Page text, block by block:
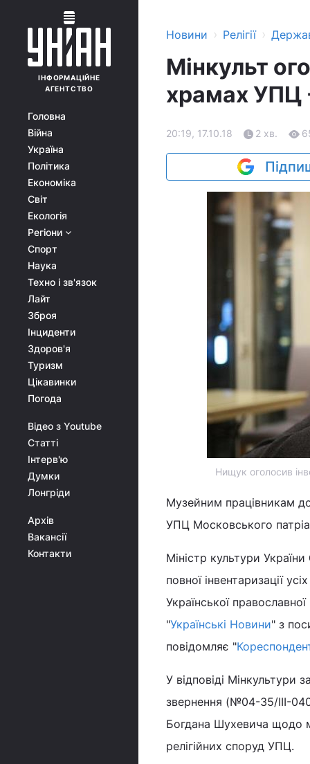
ІНФОРМАЦІЙНЕ
АГЕНТСТВО
Головна
Війна
Україна
Політика
Економіка
Світ
Екологія
Регіони
Спорт
Наука
Техно і зв'язок
Лайт
Зброя
Інциденти
Здоров'я
Туризм
Цікавинки
Погода
Відео з Youtube
Статті
Інтерв'ю
Думки
Лонгріди
Архів
Вакансії
Контакти
Новини › Релігії ›
Мінкульт
храмах УПЦ
20:19, 17.10.18 2 хв.
Нищук оголосив
Музейним працівникам
УПЦ Московського
Міністр культури
повної інвентаризації
Української
"Українські Новини" з
повідомляє "
У відповіді
звернення (№04-35/III-
Богдана Шухевича щодо
релігійних споруд УПЦ.